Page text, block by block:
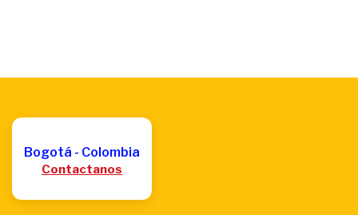
Bogotá - Colombia
Contactanos